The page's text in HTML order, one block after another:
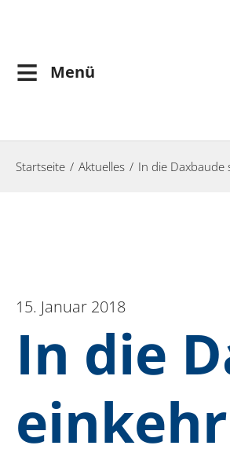
≡ Menü
Startseite Aktuelles In die Daxbaude
15. Januar 2018
In die